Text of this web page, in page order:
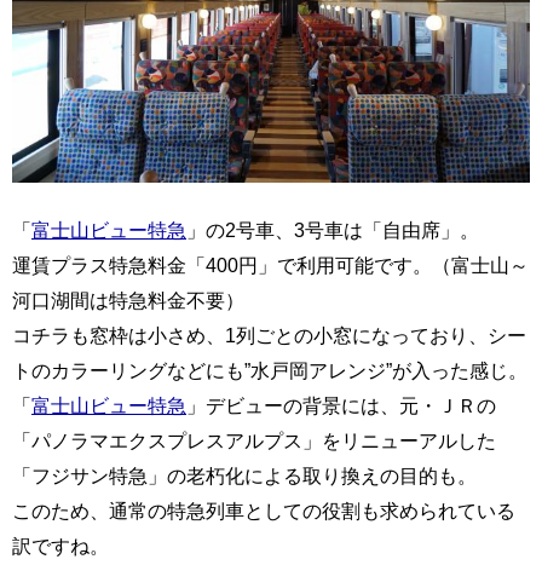
「富士山ビュー特急 」の2号車、3号車は「自由席」。
運賃プラス特急料金「400円」で利用可能です。（富士山～
河口湖間は特急料金不要）
コチラも窓枠は小さめ、1列ごとの小窓になっており、シー
トのカラーリングなどにも”水戸岡アレンジ”が入った感じ。
「富士山ビュー特急 」デビューの背景には、元・ＪＲの
「パノラマエクスプレスアルプス」をリニューアルした
「フジサン特急」の老朽化による取り換えの目的も。
このため、通常の特急列車としての役割も求められている
訳ですね。